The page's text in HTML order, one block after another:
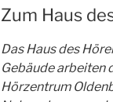
Zum Haus
Das Haus des
Gebäude arbeiten
Hörzentrum